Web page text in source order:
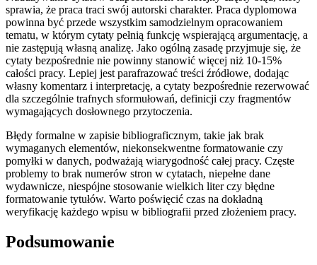
sprawia, że praca traci swój autorski charakter. Praca dyplomowa
powinna być przede wszystkim samodzielnym opracowaniem
tematu, w którym cytaty pełnią funkcję wspierającą argumentację, a
nie zastępują własną analizę. Jako ogólną zasadę przyjmuje się, że
cytaty bezpośrednie nie powinny stanowić więcej niż 10-15%
całości pracy. Lepiej jest parafrazować treści źródłowe, dodając
własny komentarz i interpretację, a cytaty bezpośrednie rezerwować
dla szczególnie trafnych sformułowań, definicji czy fragmentów
wymagających dosłownego przytoczenia.
Błędy formalne w zapisie bibliograficznym, takie jak brak
wymaganych elementów, niekonsekwentne formatowanie czy
pomyłki w danych, podważają wiarygodność całej pracy. Częste
problemy to brak numerów stron w cytatach, niepełne dane
wydawnicze, niespójne stosowanie wielkich liter czy błędne
formatowanie tytułów. Warto poświęcić czas na dokładną
weryfikację każdego wpisu w bibliografii przed złożeniem pracy.
Podsumowanie